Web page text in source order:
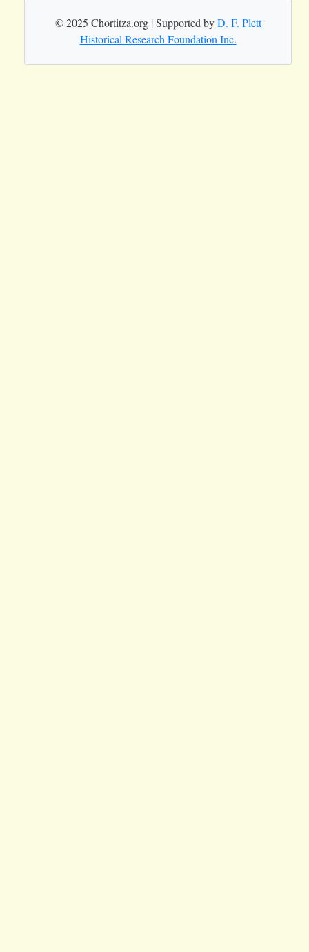
© 2025 Chortitza.org | Supported byD. F. Plett
Historical Research Foundation Inc.